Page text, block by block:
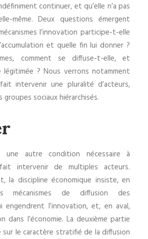
continuer, et qu’elle n’a pas
même. Deux questions émergent
l’innovation participe-t-elle
et quelle fin lui donner ?
comment se diffuse-t-elle, et
? Nous verrons notamment
intervenir une pluralité d’acteurs,
sociaux hiérarchisés.
autre condition nécessaire à
intervenir de multiples acteurs.
la discipline économique insiste, en
mécanismes de diffusion des
engendrent l’innovation, et, en aval,
dans l’économie. La deuxième partie
sur le caractère stratifié de la diffusion